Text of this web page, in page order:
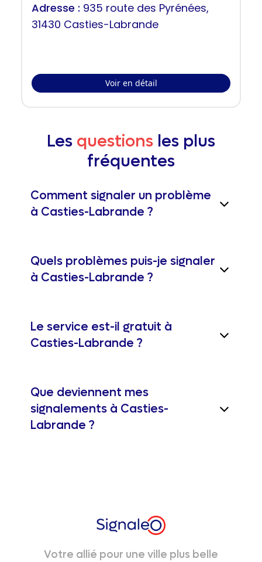
Adresse : 935 route des Pyrénées,
31430 Casties-Labrande
Voir en détail
Les questions les plus
fréquentes
Comment signaler un problème
à Casties-Labrande ?
Quels problèmes puis-je signaler
à Casties-Labrande ?
Le service est-il gratuit à
Casties-Labrande ?
Que deviennent mes
signalements à Casties-
Labrande ?
Votre allié pour une ville plus belle